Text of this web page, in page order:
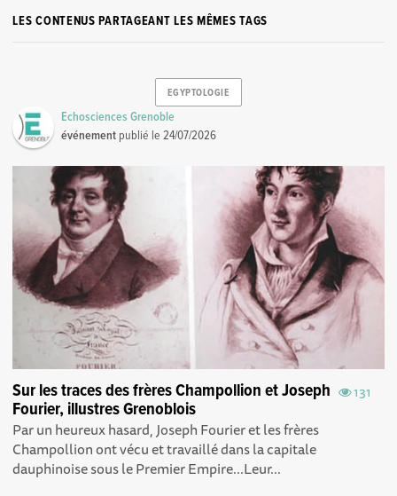
LES CONTENUS PARTAGEANT LES MÊMES TAGS
EGYPTOLOGIE
Echosciences Grenoble
événement publié le24/07/2026
131
Sur les traces des frères Champollion et Joseph
Fourier, illustres Grenoblois
Par un heureux hasard, Joseph Fourier et les frères
Champollion ont vécu et travaillé dans la capitale
dauphinoise sous le Premier Empire...Leur...